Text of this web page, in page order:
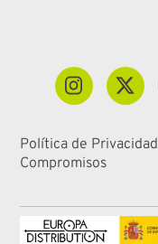
Política de Privacidad
Compromisos